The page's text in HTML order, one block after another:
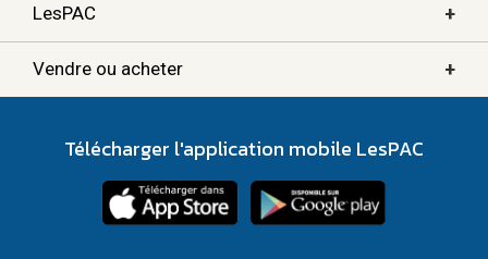
LesPAC +
Vendre ou acheter +
Télécharger l'application mobile LesPAC